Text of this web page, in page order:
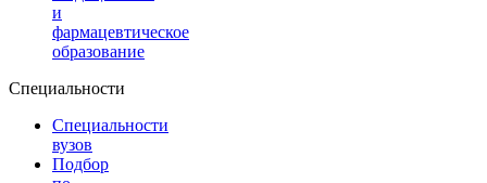
и
фармацевтическое
образование
Специальности
Специальности
вузов
Подбор